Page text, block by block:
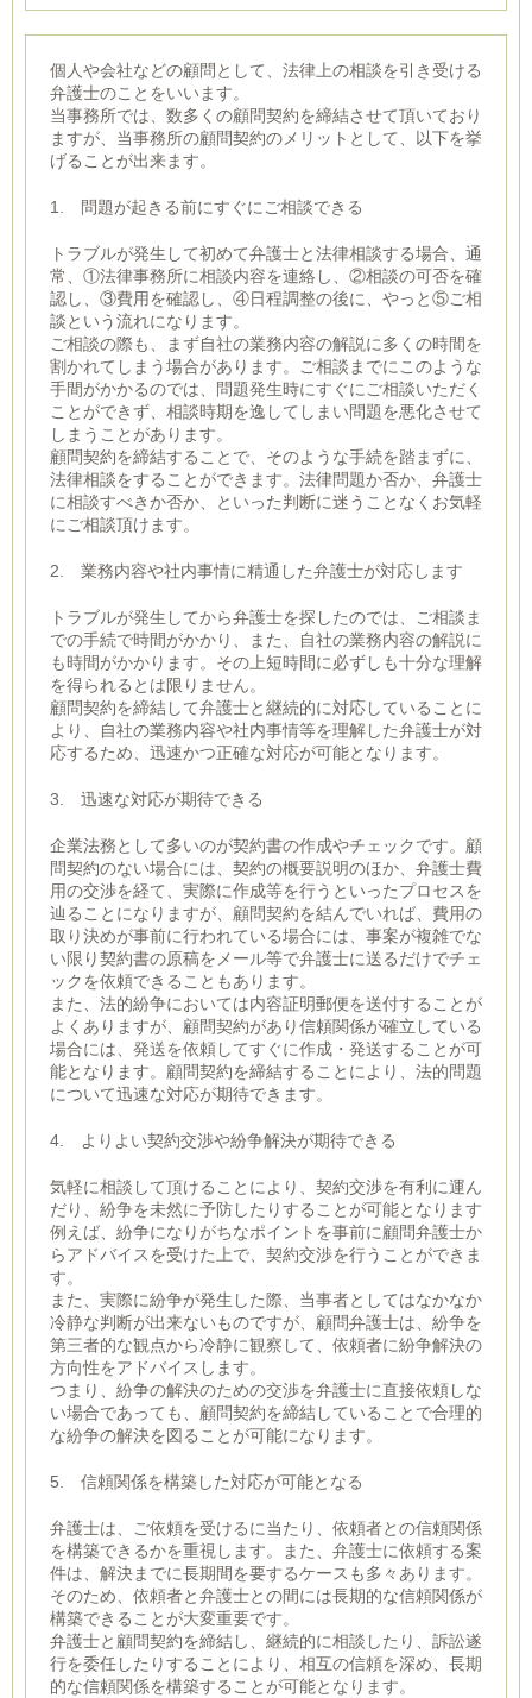
個人や会社などの顧問として、法律上の相談を引き受ける
弁護士のことをいいます。
当事務所では、数多くの顧問契約を締結させて頂いており
ますが、当事務所の顧問契約のメリットとして、以下を挙
げることが出来ます。
1. 問題が起きる前にすぐにご相談できる
トラブルが発生して初めて弁護士と法律相談する場合、通
常、①法律事務所に相談内容を連絡し、②相談の可否を確
認し、③費用を確認し、④日程調整の後に、やっと⑤ご相
談という流れになります。
ご相談の際も、まず自社の業務内容の解説に多くの時間を
割かれてしまう場合があります。ご相談までにこのような
手間がかかるのでは、問題発生時にすぐにご相談いただく
ことができず、相談時期を逸してしまい問題を悪化させて
しまうことがあります。
顧問契約を締結することで、そのような手続を踏まずに、
法律相談をすることができます。法律問題か否か、弁護士
に相談すべきか否か、といった判断に迷うことなくお気軽
にご相談頂けます。
2. 業務内容や社内事情に精通した弁護士が対応します
トラブルが発生してから弁護士を探したのでは、ご相談ま
での手続で時間がかかり、また、自社の業務内容の解説に
も時間がかかります。その上短時間に必ずしも十分な理解
を得られるとは限りません。
顧問契約を締結して弁護士と継続的に対応していることに
より、自社の業務内容や社内事情等を理解した弁護士が対
応するため、迅速かつ正確な対応が可能となります。
3. 迅速な対応が期待できる
企業法務として多いのが契約書の作成やチェックです。顧
問契約のない場合には、契約の概要説明のほか、弁護士費
用の交渉を経て、実際に作成等を行うといったプロセスを
辿ることになりますが、顧問契約を結んでいれば、費用の
取り決めが事前に行われている場合には、事案が複雑でな
い限り契約書の原稿をメール等で弁護士に送るだけでチェ
ックを依頼できることもあります。
また、法的紛争においては内容証明郵便を送付することが
よくありますが、顧問契約があり信頼関係が確立している
場合には、発送を依頼してすぐに作成・発送することが可
能となります。顧問契約を締結することにより、法的問題
について迅速な対応が期待できます。
4. よりよい契約交渉や紛争解決が期待できる
気軽に相談して頂けることにより、契約交渉を有利に運ん
だり、紛争を未然に予防したりすることが可能となります
例えば、紛争になりがちなポイントを事前に顧問弁護士か
らアドバイスを受けた上で、契約交渉を行うことができま
す。
また、実際に紛争が発生した際、当事者としてはなかなか
冷静な判断が出来ないものですが、顧問弁護士は、紛争を
第三者的な観点から冷静に観察して、依頼者に紛争解決の
方向性をアドバイスします。
つまり、紛争の解決のための交渉を弁護士に直接依頼しな
い場合であっても、顧問契約を締結していることで合理的
な紛争の解決を図ることが可能になります。
5. 信頼関係を構築した対応が可能となる
弁護士は、ご依頼を受けるに当たり、依頼者との信頼関係
を構築できるかを重視します。また、弁護士に依頼する案
件は、解決までに長期間を要するケースも多々あります。
そのため、依頼者と弁護士との間には長期的な信頼関係が
構築できることが大変重要です。
弁護士と顧問契約を締結し、継続的に相談したり、訴訟遂
行を委任したりすることにより、相互の信頼を深め、長期
的な信頼関係を構築することが可能となります。